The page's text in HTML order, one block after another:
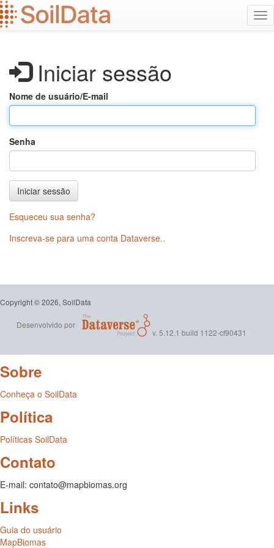
Ir
para
o
Iniciar sessão
Nome de usuário/E-mail
Senha
Iniciar sessão
Esqueceu sua senha?
Inscreva-se para uma conta Dataverse..
Copyright © 2026, SoilData
Desenvolvido por
v. 5.12.1 build 1122-cf90431
Sobre
Conheça o SoilData
Política
Políticas SoilData
Contato
E-mail: contato@mapbiomas.org
Links
Guia do usuário
MapBiomas